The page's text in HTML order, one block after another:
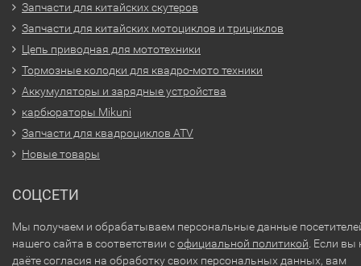
Запчасти для китайских скутеров
Запчасти для китайских мотоциклов и трициклов
Цепь приводная для мототехники
Тормозные колодки для квадро-мото техники
Аккумуляторы и зарядные устройства
карбюраторы Mikuni
Запчасти для квадроциклов ATV
Новые товары
СОЦСЕТИ
Мы получаем и обрабатываем персональные данные
нашего сайта в соответствии софициальной политикой . Если вы
даёте согласия на обработку своих персональных данных, вам